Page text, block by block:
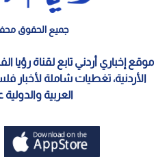
جميع الحقوق
موقع إخباري أردني تابع لقناة رؤيا
الأردنية، تغطيات شاملة لأخبار
العربية